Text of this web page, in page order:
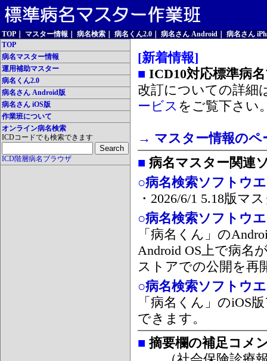
TOP マスター情報 病名検索 病名くん2.0 病名さん Android
病名さん
TOP
病名マスター情報
運用補助マスター
病名くん2.0
病名さん Android版
病名さん iOS版
作業班について
オンライン病名検索
ICDコードでも検索できます
ICD階層病名ブラウザ
[新着情報]
■ ICD10対応標準病
改訂についての詳細
ービス をご覧下さい
→ マスター情報のペ
■ 病名マスター関連
○病名検索ソフトウ
・2026/6/1 5.18版マ
○病名検索ソフトウ
「病名くん」の
Android OS上で病名
ストアでの公開を再
○病名検索ソフトウ
「病名くん」のiOS
できます。
■ 摘要欄の補足コメ